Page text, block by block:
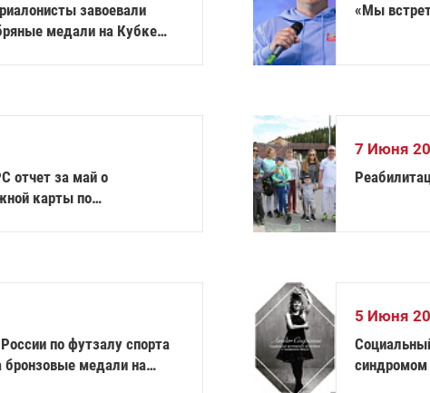
завоевали
медали на Кубке
«Мы
отчет за май о
карты по
7 Июня
по футзалу спорта
бронзовые медали на
5 Июня